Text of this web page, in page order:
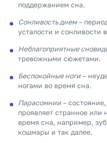
поддержанием сна.
Сонливость днем–
усталости и сонливости
Неблагоприятные
тревожными сюжетами.
Беспокойные ноги –
ногами во время сна.
Парасомнии –
проявляет странное или
время сна, например,
кошмары и так далее.